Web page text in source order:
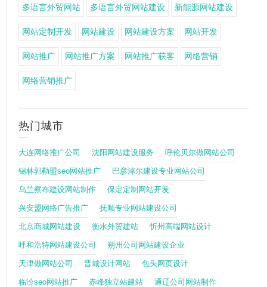
多语言外贸网站 多语言外贸网站建设 新能源网站建设
网站定制开发 网站建设 网站建设方案 网站开发
网站推广 网站推广方案 网站推广获客 网络营销
网络营销推广
热门城市
大连网络推广公司 沈阳网站建设服务 呼伦贝尔做网站公司
锡林郭勒盟seo网站推广 巴彦淖尔建设专业网站公司
乌兰察布建设网站制作 保定定制网站开发
兴安盟网络广告推广 抚顺专业网站建设公司
北京商城网站建设 衡水外贸建站 忻州高端网站设计
呼和浩特网站建设公司 朔州公司网站建设企业
天津做网站公司 晋城设计网站 包头网页设计
临汾seo网站推广 赤峰独立站建站 通辽公司网站制作